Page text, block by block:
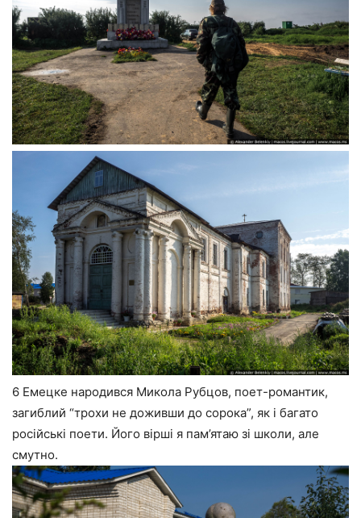
6 Емецке народився Микола Рубцов, поет-романтик,
загиблий “трохи не доживши до сорока”, як і багато
російські поети. Його вірші я пам’ятаю зі школи, але
смутно.